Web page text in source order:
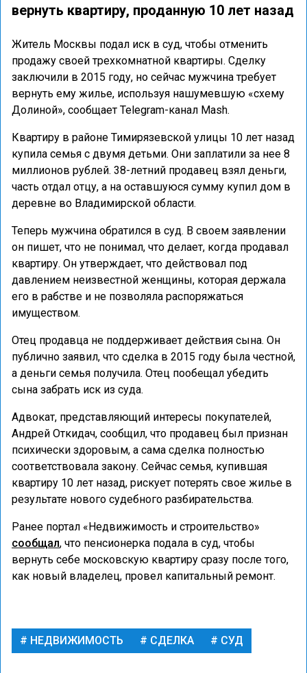
вернуть квартиру, проданную 10 лет назад
Житель Москвы подал иск в суд, чтобы отменить
продажу своей трехкомнатной квартиры. Сделку
заключили в 2015 году, но сейчас мужчина требует
вернуть ему жилье, используя нашумевшую «схему
Долиной», сообщает Telegram-канал Mash.
Квартиру в районе Тимирязевской улицы 10 лет назад
купила семья с двумя детьми. Они заплатили за нее 8
миллионов рублей. 38-летний продавец взял деньги,
часть отдал отцу, а на оставшуюся сумму купил дом в
деревне во Владимирской области.
Теперь мужчина обратился в суд. В своем заявлении
он пишет, что не понимал, что делает, когда продавал
квартиру. Он утверждает, что действовал под
давлением неизвестной женщины, которая держала
его в рабстве и не позволяла распоряжаться
имуществом.
Отец продавца не поддерживает действия сына. Он
публично заявил, что сделка в 2015 году была честной,
а деньги семья получила. Отец пообещал убедить
сына забрать иск из суда.
Адвокат, представляющий интересы покупателей,
Андрей Откидач, сообщил, что продавец был признан
психически здоровым, а сама сделка полностью
соответствовала закону. Сейчас семья, купившая
квартиру 10 лет назад, рискует потерять свое жилье в
результате нового судебного разбирательства.
Ранее портал «Недвижимость и строительство»
сообщал, что пенсионерка подала в суд, чтобы
вернуть себе московскую квартиру сразу после того,
как новый владелец, провел капитальный ремонт.
НЕДВИЖИМОСТЬ СДЕЛКА СУД